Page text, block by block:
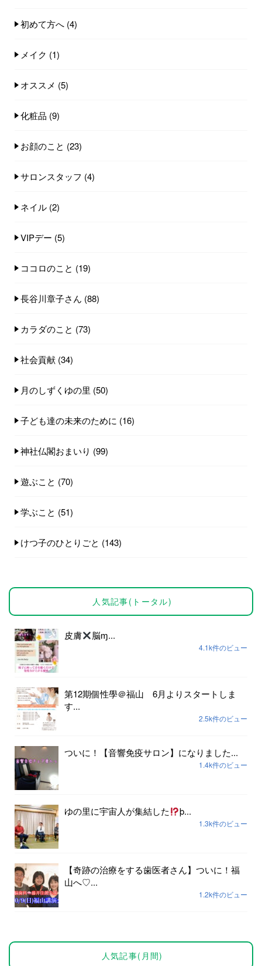
初めて方へ (4)
メイク (1)
オススメ (5)
化粧品 (9)
お顔のこと (23)
サロンスタッフ (4)
ネイル (2)
VIPデー (5)
ココロのこと (19)
長谷川章子さん (88)
カラダのこと (73)
社会貢献 (34)
月のしずくゆの里 (50)
子ども達の未来のために (16)
神社仏閣おまいり (99)
遊ぶこと (70)
学ぶこと (51)
けつ子のひとりごと (143)
人気記事(トータル)
皮膚 脳ɱ...
4.1k件のビュー
第12期個性學＠福山 6月よりスタートしま
す...
2.5k件のビュー
ついに！【音響免疫サロン】になりました...
1.4k件のビュー
ゆの里に宇宙人が集結した þ...
1.3k件のビュー
【奇跡の治療をする歯医者さん】ついに！福
山へ♡...
1.2k件のビュー
人気記事(月間)